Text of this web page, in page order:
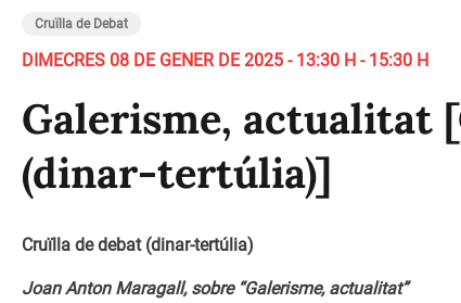
Cruïlla de Debat
DIMECRES 08 DE GENER DE 2025 - 13:30 H - 15:30 H
Galerisme, actualitat
(dinar-tertúlia)]
Cruïlla de debat (dinar-tertúlia)
Joan Anton Maragall, sobre “Galerisme, actualitat”